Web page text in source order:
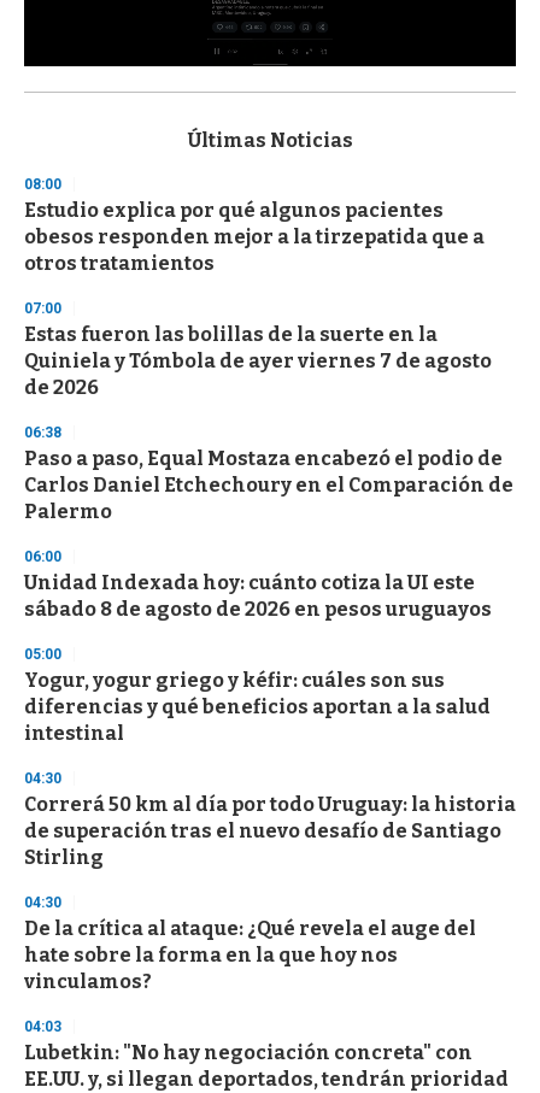
s
d
s
o
f
3
s
e
c
o
n
Últimas Noticias
08:00
Estudio explica por qué algunos pacientes
obesos responden mejor a la tirzepatida que a
otros tratamientos
07:00
Estas fueron las bolillas de la suerte en la
Quiniela y Tómbola de ayer viernes 7 de agosto
de 2026
06:38
Paso a paso, Equal Mostaza encabezó el podio de
Carlos Daniel Etchechoury en el Comparación de
Palermo
06:00
Unidad Indexada hoy: cuánto cotiza la UI este
sábado 8 de agosto de 2026 en pesos uruguayos
05:00
Yogur, yogur griego y kéfir: cuáles son sus
diferencias y qué beneficios aportan a la salud
intestinal
04:30
Correrá 50 km al día por todo Uruguay: la historia
de superación tras el nuevo desafío de Santiago
Stirling
04:30
De la crítica al ataque: ¿Qué revela el auge del
hate sobre la forma en la que hoy nos
vinculamos?
04:03
Lubetkin: "No hay negociación concreta" con
EE.UU. y, si llegan deportados, tendrán prioridad